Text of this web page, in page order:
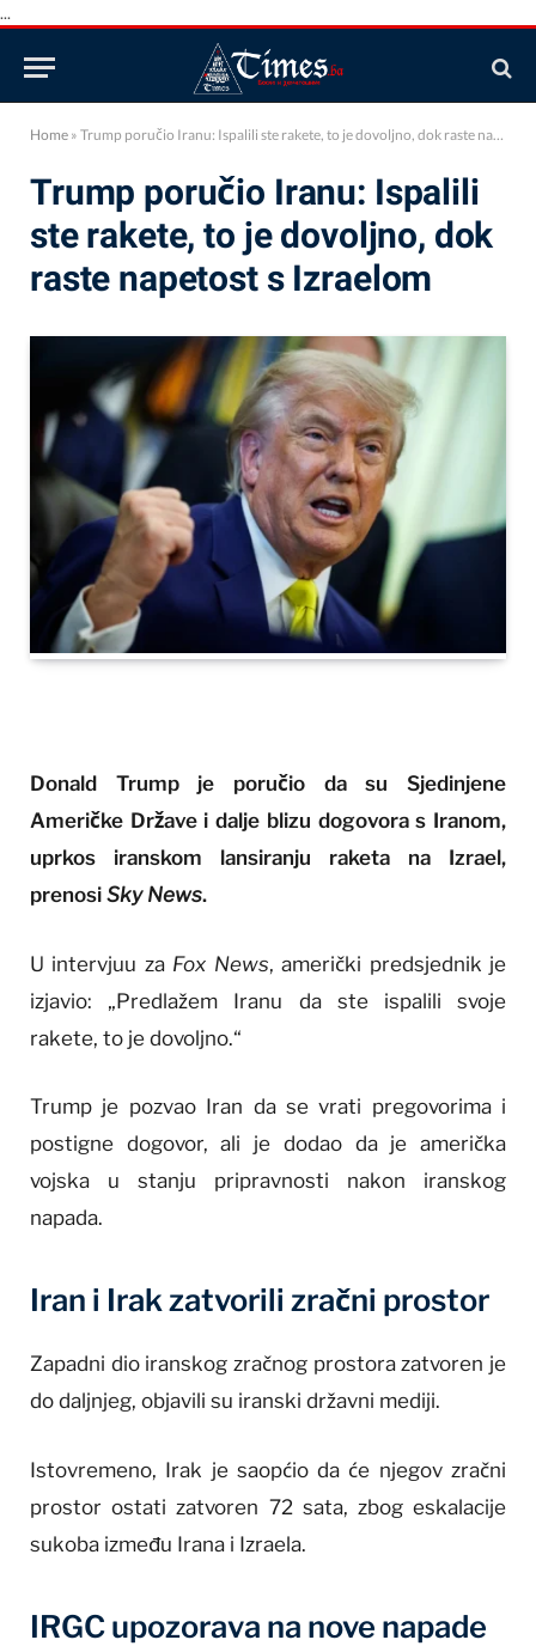
...
Home » Trump poručio Iranu: Ispalili ste rakete, to je dovoljno, dok raste napetost s Izraelom
Trump poručio Iranu: Ispalili
ste rakete, to je dovoljno, dok
raste napetost s Izraelom
Donald Trump je poručio da su Sjedinjene
Američke Države i dalje blizu dogovora s Iranom,
uprkos iranskom lansiranju raketa na Izrael,
prenosi Sky News.
U intervjuu za Fox News, američki predsjednik je
izjavio: „Predlažem Iranu da ste ispalili svoje
rakete, to je dovoljno.“
Trump je pozvao Iran da se vrati pregovorima i
postigne dogovor, ali je dodao da je američka
vojska u stanju pripravnosti nakon iranskog
napada.
Iran i Irak zatvorili zračni prostor
Zapadni dio iranskog zračnog prostora zatvoren je
do daljnjeg, objavili su iranski državni mediji.
Istovremeno, Irak je saopćio da će njegov zračni
prostor ostati zatvoren 72 sata, zbog eskalacije
sukoba između Irana i Izraela.
IRGC upozorava na nove napade